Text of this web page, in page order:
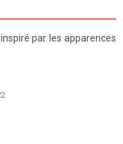
par les apparences